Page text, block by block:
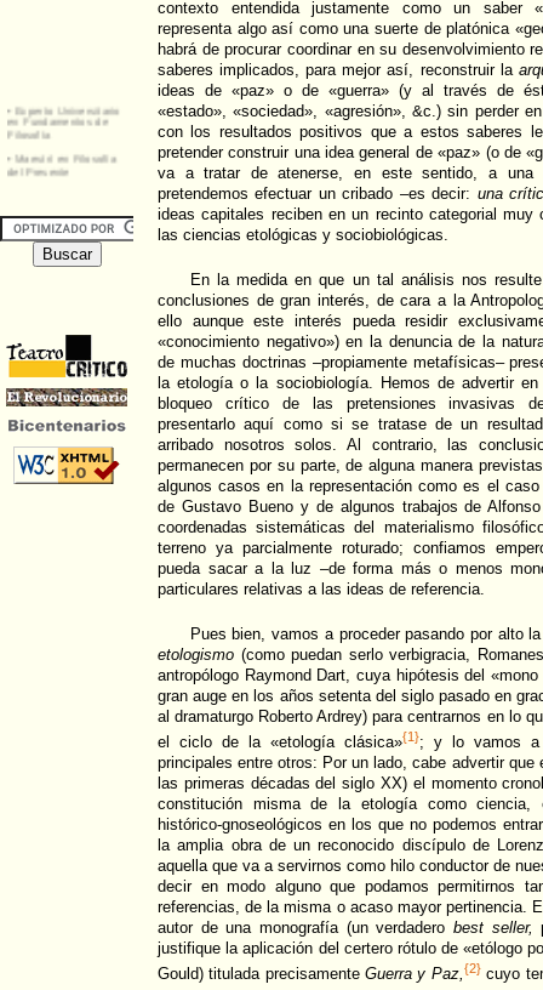
contexto entendida justamente como un saber
representa algo así como una suerte de platónica
habrá de procurar coordinar en su desenvolvimiento
saberes implicados, para mejor así, reconstruir la
ideas de «paz» o de «guerra» (y al través de
«estado», «sociedad», «agresión», &c.) sin perder
con los resultados positivos que a estos saberes
pretender construir una idea general de «paz» (o de
va a tratar de atenerse, en este sentido, a una
pretendemos efectuar un cribado –es decir: una
ideas capitales reciben en un recinto categorial
las ciencias etológicas y sociobiológicas.
En la medida en que un tal análisis nos
conclusiones de gran interés, de cara a la
ello aunque este interés pueda residir
«conocimiento negativo») en la denuncia de la
de muchas doctrinas –propiamente metafísicas–
la etología o la sociobiología. Hemos de advertir
bloqueo crítico de las pretensiones invasivas
presentarlo aquí como si se tratase de un
arribado nosotros solos. Al contrario, las
permanecen por su parte, de alguna manera
algunos casos en la representación como es el
de Gustavo Bueno y de algunos trabajos de
coordenadas sistemáticas del materialismo
terreno ya parcialmente roturado; confiamos
pueda sacar a la luz –de forma más o menos
particulares relativas a las ideas de referencia.
Pues bien, vamos a proceder pasando por alto
etologismo (como puedan serlo verbigracia,
antropólogo Raymond Dart, cuya hipótesis del
gran auge en los años setenta del siglo pasado en
al dramaturgo Roberto Ardrey) para centrarnos en lo
el ciclo de la «etología clásica»{1}; y lo vamos a
principales entre otros: Por un lado, cabe advertir que
las primeras décadas del siglo XX) el momento
constitución misma de la etología como
histórico-gnoseológicos en los que no podemos
la amplia obra de un reconocido discípulo de
aquella que va a servirnos como hilo conductor de
decir en modo alguno que podamos permitirnos
referencias, de la misma o acaso mayor pertinencia.
autor de una monografía (un verdadero best seller,
justifique la aplicación del certero rótulo de «etólogo
Gould) titulada precisamenteGuerra y Paz,{2}cuyo